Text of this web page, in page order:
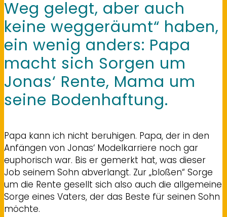
Weg gelegt, aber auch
keine weggeräumt“ haben,
ein wenig anders: Papa
macht sich Sorgen um
Jonas‘ Rente, Mama um
seine Bodenhaftung.
Papa kann ich nicht beruhigen. Papa, der in den
Anfängen von Jonas‘ Modelkarriere noch gar
euphorisch war. Bis er gemerkt hat, was dieser
Job seinem Sohn abverlangt. Zur „bloßen“ Sorge
um die Rente gesellt sich also auch die allgemeine
Sorge eines Vaters, der das Beste für seinen Sohn
möchte.